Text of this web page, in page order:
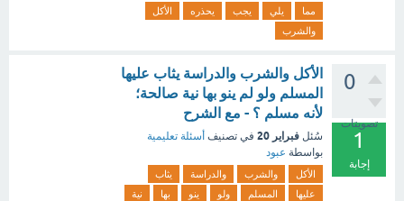
مما
يلي يجب يحذره
الأكل
والشرب
0
تصويتات
1
إجابة
الأكل والشرب والدراسة يثاب عليها
المسلم ولو لم ينو بها نية صالحة؛
لأنه مسلم ؟ - مع الشرح
سُئل فبراير 20 في تصنيف أسئلة تعليمية
بواسطة عبود
الأكل والشرب والدراسة
يثاب
عليها
المسلم ولو ينو بها
نية